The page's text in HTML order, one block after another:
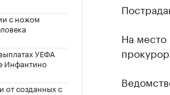
с ножом
УЕФА
Инфантино
от созданных с
На